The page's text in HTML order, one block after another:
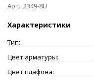
Арт.: 2349-8U
Характеристики
Тип:
Цвет арматуры:
Цвет плафона: